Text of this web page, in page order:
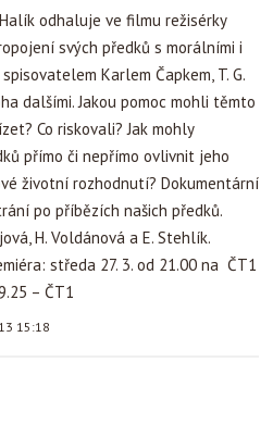
odhaluje ve filmu režisérky
svých předků s morálními i
Karlem Čapkem, T. G.
dalšími. Jakou pomoc mohli těmto
Co riskovali? Jak mohly
přímo či nepřímo ovlivnit jeho
životní rozhodnutí? Dokumentární
po příbězích našich předků.
H. Voldánová a E. Stehlík.
středa 27. 3. od 21.00 na ČT1
– ČT1
15:18